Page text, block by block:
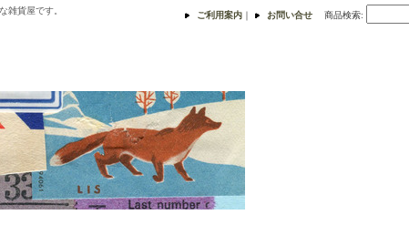
雑貨屋です。 ご利用案内 ｜ お問い合せ 商品検索: